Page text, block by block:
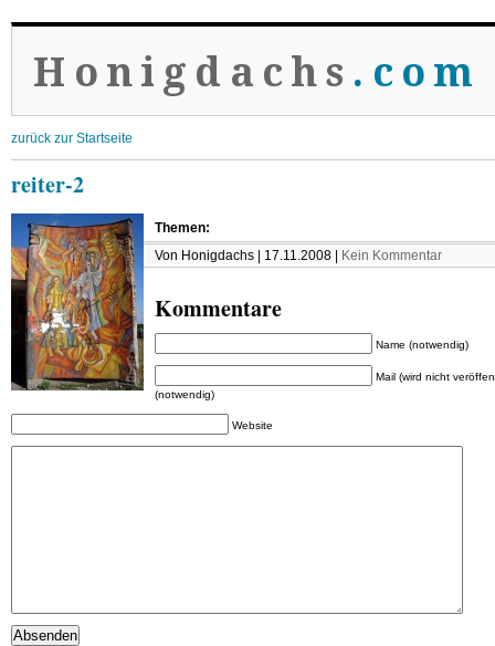
Honigdachs .com
zurück zur Startseite
reiter-2
Themen:
Von Honigdachs | 17.11.2008 |
Kein Kommentar
Kommentare
Name (notwendig)
Mail (wird nicht
(notwendig)
Website